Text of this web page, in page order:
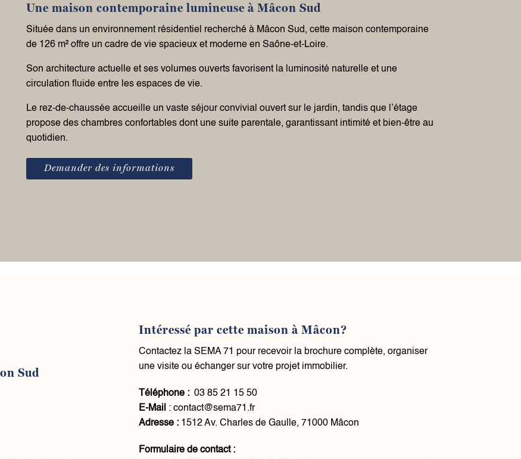
Une maison contemporaine lumineuse à Mâcon Sud
Située dans un environnement résidentiel recherché à Mâcon Sud, cette maison contemporaine
de 126 m² offre un cadre de vie spacieux et moderne en Saône-et-Loire.
Son architecture actuelle et ses volumes ouverts favorisent la luminosité naturelle et une
circulation fluide entre les espaces de vie.
Le rez-de-chaussée accueille un vaste séjour convivial ouvert sur le jardin, tandis que l’étage
propose des chambres confortables dont une suite parentale, garantissant intimité et bien-être au
quotidien.
Demander des informations
Sud
Intéressé par cette maison à Mâcon?
Contactez la SEMA 71 pour recevoir la brochure complète, organiser
une visite ou échanger sur votre projet immobilier.
Téléphone : 03 85 21 15 50
E-Mail
: contact@sema71.fr
Adresse : 1512 Av. Charles de Gaulle, 71000 Mâcon
Formulaire de contact :